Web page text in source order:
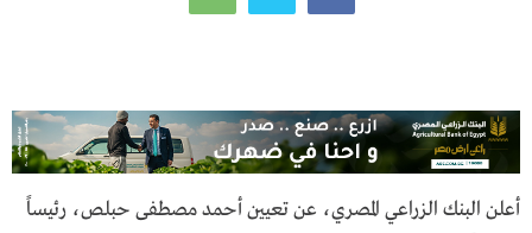
أعلن البنك الزراعي المصري، عن تعيين أحمد مصطفى حبلص، رئيساً